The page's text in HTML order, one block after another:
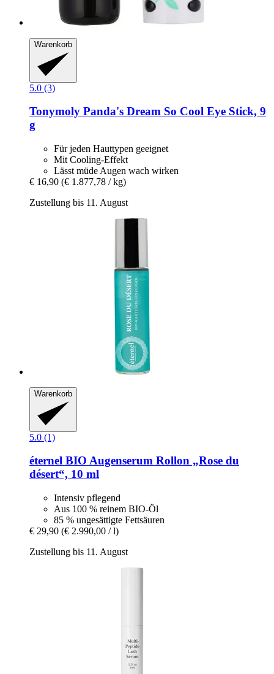
Warenkorb
5.0 (3)
Tonymoly Panda's Dream So Cool Eye Stick, 9
g
Für jeden Hauttypen geeignet
Mit Cooling-Effekt
Lässt müde Augen wach wirken
€ 16,90 (€ 1.877,78 / kg)
Zustellung bis 11. August
Warenkorb
5.0 (1)
éternel BIO Augenserum Rollon „Rose du
désert“, 10 ml
Intensiv pflegend
Aus 100 % reinem BIO-Öl
85 % ungesättigte Fettsäuren
€ 29,90 (€ 2.990,00 / l)
Zustellung bis 11. August